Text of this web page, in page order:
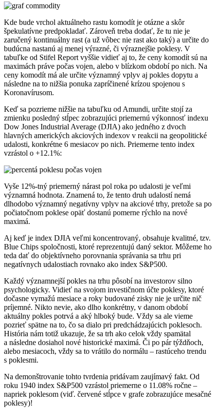
Kde bude vrchol aktuálneho rastu komodít je otázne a skôr
špekulatívne predpokladať. Zároveň treba dodať, že tu nie je
zaručený kontinuálny rast (a už vôbec nie rast ako taký) a určite do
budúcna nastanú aj menej výrazné, či výraznejšie poklesy. V
tabuľke od Stifel Report vyššie vidieť aj to, že ceny komodít sú na
maximách práve počas vojen, alebo v blízkom období po nich. Na
ceny komodít má ale určite významný vplyv aj pokles dopytu a
následne na to nižšia ponuka zapríčinené krízou spojenou s
Koronavírusom.
Keď sa pozrieme nižšie na tabuľku od Amundi, určite stojí za
zmienku posledný stĺpec zobrazujúci priemernú výkonnosť indexu
Dow Jones Industrial Average (DJIA) ako jedného z dvoch
hlavných amerických akciových indexov v reakcii na geopolitické
udalosti, konkrétne 6 mesiacov po nich. Priemerne tento index
vzrástol o +12.1%:
Vyše 12%-tný priemerný nárast pol roka po udalosti je veľmi
významná hodnota. Znamená to, že tento druh udalostí nemá
dlhodobo významný negatívny vplyv na akciové trhy, pretože sa po
počiatočnom poklese opäť dostanú pomerne rýchlo na nové
maximá.
Aj keď je index DJIA veľmi koncentrovaný, obsahuje kvalitné, tzv.
Blue Chips spoločnosti, ktoré reprezentujú daný sektor. Môžeme ho
teda dať do objektívneho porovnania správania sa trhu pri
negatívnych udalostiach rovnako ako index S&P500.
Každý významnejší pokles na trhu pôsobí na investorov silno
psychologicky. Vidieť na svojom investičnom účte poklesy, ktoré
dočasne vymažú mesiace a roky budované zisky nie je určite nič
príjemné. Nikto nevie, ako dlho konkrétny, v danom období
aktuálny pokles potrvá a aký hlboký bude. Vždy sa ale vieme
pozrieť spätne na to, čo sa dialo pri predchádzajúcich poklesoch.
História nám totiž ukazuje, že sa trh ako celok vždy spamätal
a následne dosiahol nové historické maximá. Či po pár týždňoch,
alebo mesiacoch, vždy sa to vrátilo do normálu – rastúceho trendu
s poklesmi.
Na demonštrovanie tohto tvrdenia pridávam zaujímavý fakt. Od
roku 1940 index S&P500 vzrástol priemerne o 11.08% ročne –
napriek poklesom (viď. červené stĺpce v grafe zobrazujúce mesačné
poklesy)!